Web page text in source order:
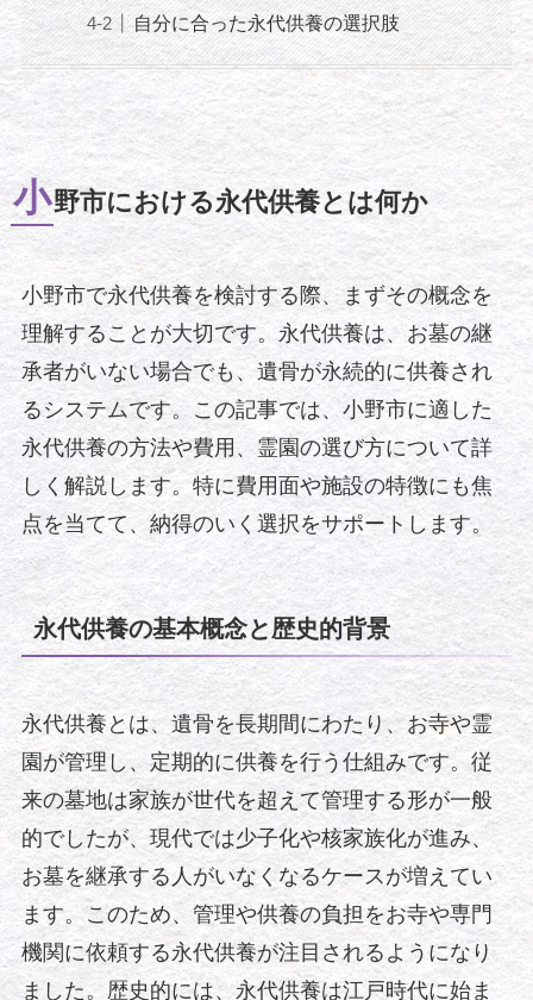
自分に合った永代供養の選択肢
小野市における永代供養とは何か
小野市で永代供養を検討する際、まずその概念を
理解することが大切です。永代供養は、お墓の継
承者がいない場合でも、遺骨が永続的に供養され
るシステムです。この記事では、小野市に適した
永代供養の方法や費用、霊園の選び方について詳
しく解説します。特に費用面や施設の特徴にも焦
点を当てて、納得のいく選択をサポートします。
永代供養の基本概念と歴史的背景
永代供養とは、遺骨を長期間にわたり、お寺や霊
園が管理し、定期的に供養を行う仕組みです。従
来の墓地は家族が世代を超えて管理する形が一般
的でしたが、現代では少子化や核家族化が進み、
お墓を継承する人がいなくなるケースが増えてい
ます。このため、管理や供養の負担をお寺や専門
機関に依頼する永代供養が注目されるようになり
ました。歴史的には、永代供養は江戸時代に始ま